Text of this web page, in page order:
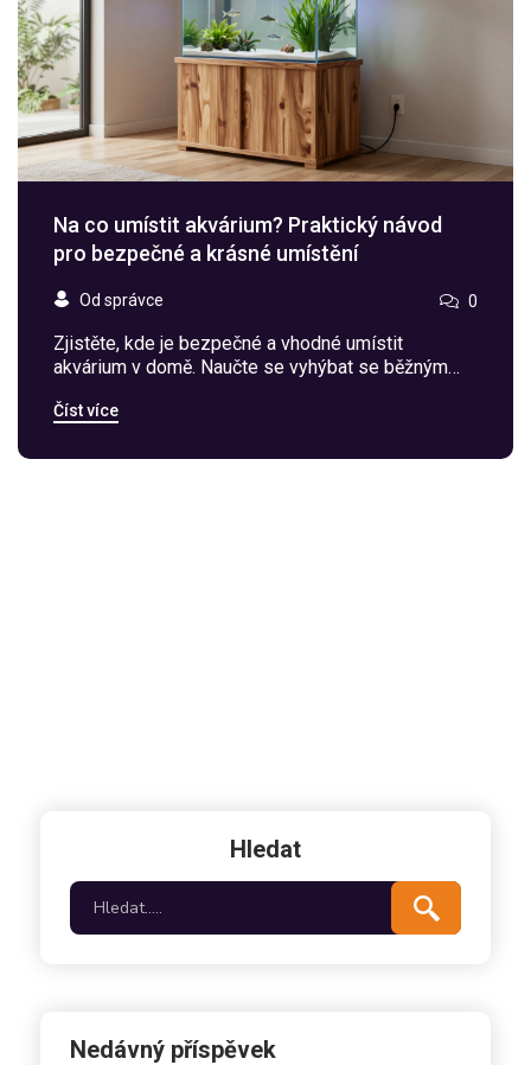
Na co umístit akvárium? Praktický návod
pro bezpečné a krásné umístění
Od správce 0
Zjistěte, kde je bezpečné a vhodné umístit
akvárium v domě. Naučte se vyhýbat se běžným
domu.
Číst více
Hledat
Nedávný příspěvek